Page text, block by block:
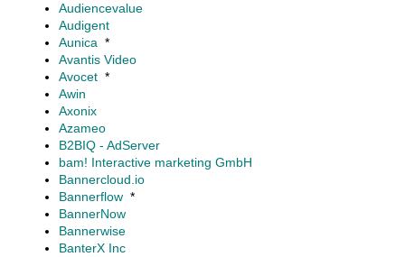
Audiencevalue
Audigent
Aunica *
Avantis Video
Avocet *
Awin
Axonix
Azameo
B2BIQ - AdServer
bam! Interactive marketing GmbH
Bannercloud.io
Bannerflow *
BannerNow
Bannerwise
BanterX Inc